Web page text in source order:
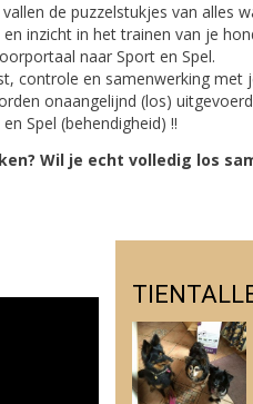
de puzzelstukjes van alles
inzicht in het trainen van je
naar Sport en Spel.
controle en samenwerking met
onaangelijnd (los)
Spel (behendigheid) !!
Wil je echt volledig los